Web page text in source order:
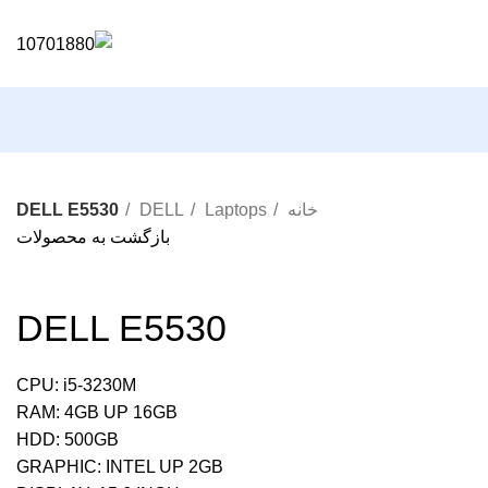
خانه Laptops
DELL
DELL E5530
بازگشت به محصولات
DELL E5530
CPU: i5-3230M
RAM: 4GB UP 16GB
HDD: 500GB
GRAPHIC: INTEL UP 2GB